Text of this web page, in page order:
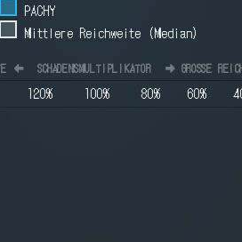
PACHY
Mittlere Reichweite (Median)
⬅️ SCHADENSMULTIPLIKATOR ➡️ GROSSE
120% 100% 80% 60%